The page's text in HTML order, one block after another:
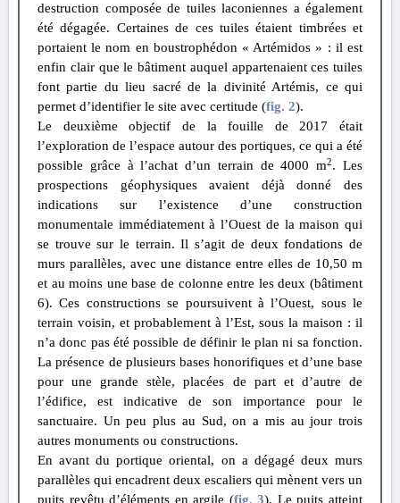
destruction composée de tuiles laconiennes a également
été dégagée. Certaines de ces tuiles étaient timbrées et
portaient le nom en boustrophédon « Artémidos » : il est
enfin clair que le bâtiment auquel appartenaient ces tuiles
font partie du lieu sacré de la divinité Artémis, ce qui
permet d’identifier le site avec certitude (fig. 2).
Le deuxième objectif de la fouille de 2017 était
l’exploration de l’espace autour des portiques, ce qui a été
possible grâce à l’achat d’un terrain de 4000 m2. Les
prospections géophysiques avaient déjà donné des
indications sur l’existence d’une construction
monumentale immédiatement à l’Ouest de la maison qui
se trouve sur le terrain. Il s’agit de deux fondations de
murs parallèles, avec une distance entre elles de 10,50 m
et au moins une base de colonne entre les deux (bâtiment
6). Ces constructions se poursuivent à l’Ouest, sous le
terrain voisin, et probablement à l’Est, sous la maison : il
n’a donc pas été possible de définir le plan ni sa fonction.
La présence de plusieurs bases honorifiques et d’une base
pour une grande stèle, placées de part et d’autre de
l’édifice, est indicative de son importance pour le
sanctuaire. Un peu plus au Sud, on a mis au jour trois
autres monuments ou constructions.
En avant du portique oriental, on a dégagé deux murs
parallèles qui encadrent deux escaliers qui mènent vers un
puits revêtu d’éléments en argile (fig. 3). Le puits atteint